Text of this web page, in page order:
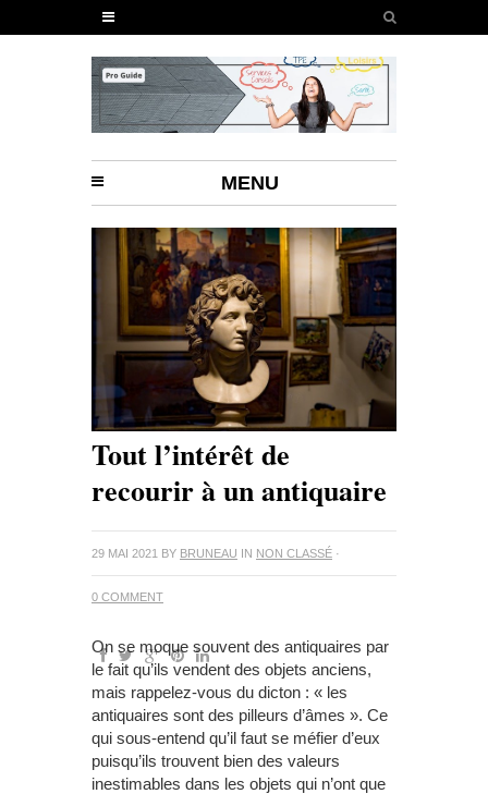
MENU
Tout l’intérêt de
recourir à un antiquaire
29 MAI 2021 BY BRUNEAU IN NON CLASSÉ ·
0 COMMENT
On se moque souvent des antiquaires par
le fait qu’ils vendent des objets anciens,
mais rappelez-vous du dicton : « les
antiquaires sont des pilleurs d’âmes ». Ce
qui sous-entend qu’il faut se méfier d’eux
puisqu’ils trouvent bien des valeurs
inestimables dans les objets qui n’ont que